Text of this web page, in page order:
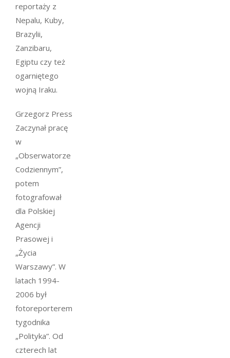
reportaży z
Nepalu, Kuby,
Brazylii,
Zanzibaru,
Egiptu czy też
ogarniętego
wojną Iraku.
Grzegorz Press
Zaczynał pracę
w
„Obserwatorze
Codziennym”,
potem
fotografował
dla Polskiej
Agencji
Prasowej i
„Życia
Warszawy”. W
latach 1994-
2006 był
fotoreporterem
tygodnika
„Polityka”. Od
czterech lat